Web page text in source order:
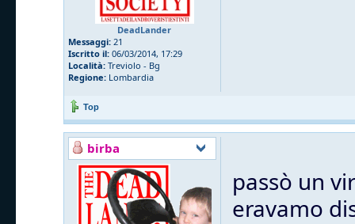
DeadLander
Messaggi: 21
Iscritto il: 06/03/2014, 17:29
Località: Treviolo - Bg
Regione: Lombardia
Top
birba
passò un
eravamo